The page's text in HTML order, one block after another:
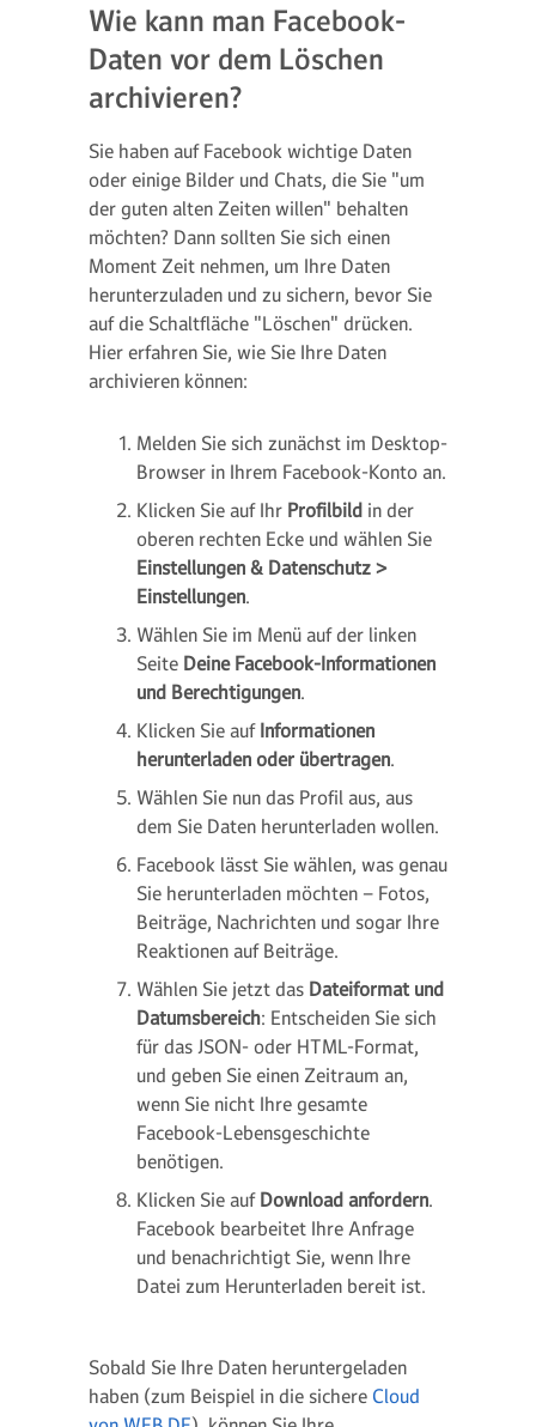
Wie kann man Facebook-
Daten vor dem Löschen
archivieren?
Sie haben auf Facebook wichtige Daten
oder einige Bilder und Chats, die Sie "um
der guten alten Zeiten willen" behalten
möchten? Dann sollten Sie sich einen
Moment Zeit nehmen, um Ihre Daten
herunterzuladen und zu sichern, bevor Sie
auf die Schaltfläche "Löschen" drücken.
Hier erfahren Sie, wie Sie Ihre Daten
archivieren können:
Melden Sie sich zunächst im Desktop-
Browser in Ihrem Facebook-Konto an.
Klicken Sie auf Ihr Profilbild in der
oberen rechten Ecke und wählen Sie
Einstellungen & Datenschutz >
Einstellungen.
Wählen Sie im Menü auf der linken
Seite Deine Facebook-Informationen
und Berechtigungen.
Klicken Sie auf Informationen
herunterladen oder übertragen.
Wählen Sie nun das Profil aus, aus
dem Sie Daten herunterladen wollen.
Facebook lässt Sie wählen, was genau
Sie herunterladen möchten – Fotos,
Beiträge, Nachrichten und sogar Ihre
Reaktionen auf Beiträge.
Wählen Sie jetzt das Dateiformat und
Datumsbereich: Entscheiden Sie sich
für das JSON- oder HTML-Format,
und geben Sie einen Zeitraum an,
wenn Sie nicht Ihre gesamte
Facebook-Lebensgeschichte
benötigen.
Klicken Sie auf Download anfordern.
Facebook bearbeitet Ihre Anfrage
und benachrichtigt Sie, wenn Ihre
Datei zum Herunterladen bereit ist.
Sobald Sie Ihre Daten heruntergeladen
haben (zum Beispiel in die sichere Cloud